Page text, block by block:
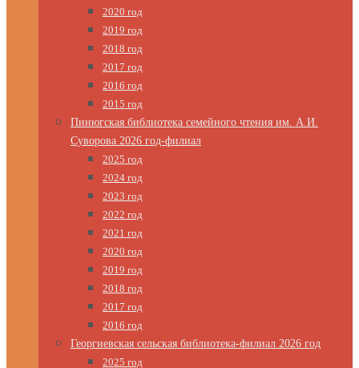
2020 год
2019 год
2018 год
2017 год
2016 год
2015 год
Пинюгская библиотека семейного чтения им. А.И.
Суворова 2026 год-филиал
2025 год
2024 год
2023 год
2022 год
2021 год
2020 год
2019 год
2018 год
2017 год
2016 год
Георгиевская сельская библиотека-филиал 2026 год
2025 год